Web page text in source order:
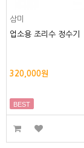
삼미
업소용 조리수 정수기
320,000원
BEST